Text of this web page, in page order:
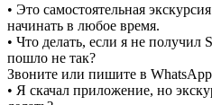
• Это самостоятельная
начинать в любое время.
• Что делать, если я не получил
пошло не так?
Звоните или пишите в
• Я скачал приложение, но